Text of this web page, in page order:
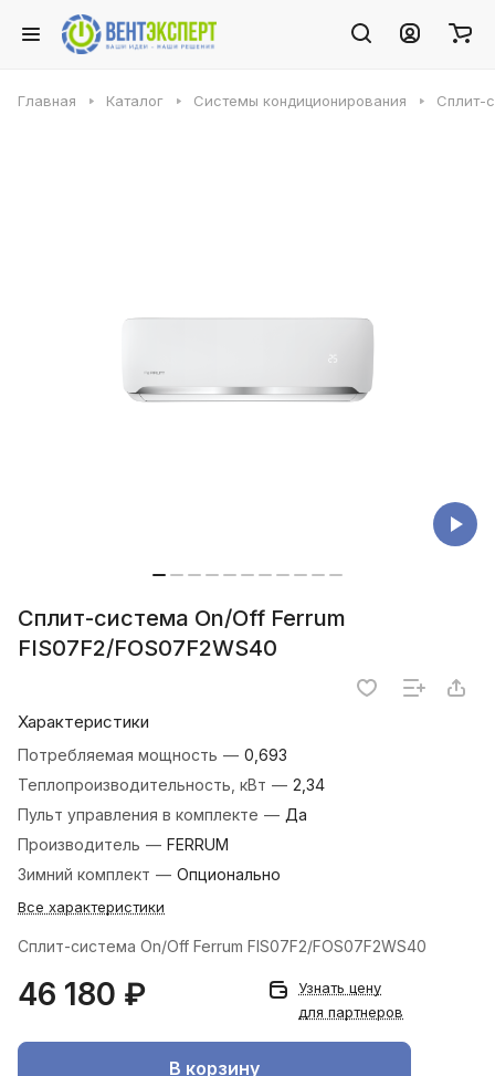
Главная Каталог Системы кондиционирования Сплит-
Сплит-система On/Off Ferrum
FIS07F2/FOS07F2WS40
Характеристики
Потребляемая мощность — 0,693
Теплопроизводительность, кВт — 2,34
Пульт управления в комплекте — Да
Производитель — FERRUM
Зимний комплект — Опционально
Все характеристики
Сплит-система On/Off Ferrum FIS07F2/FOS07F2WS40
46 180 ₽
Узнать цену
для партнеров
В корзину